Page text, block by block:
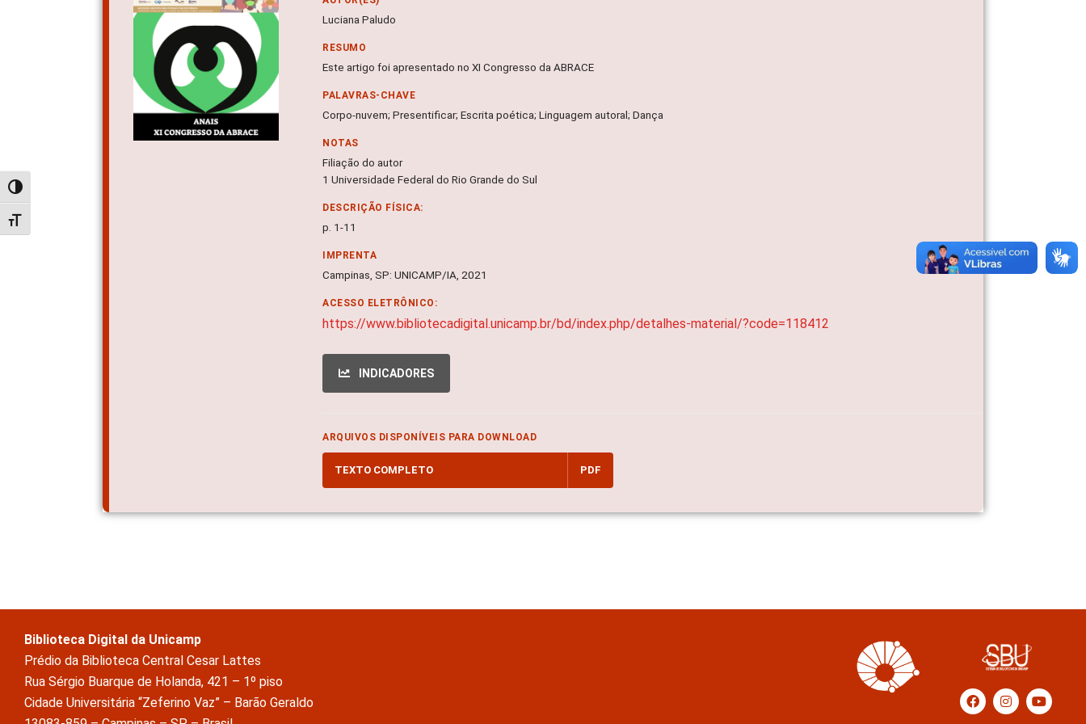
Alternar alto contraste
Alternar tamanho da fonte
Luciana Paludo
RESUMO
Este artigo foi apresentado no XI Congresso da ABRACE
PALAVRAS-CHAVE
Corpo-nuvem; Presentificar; Escrita poética; Linguagem autoral; Dança
NOTAS
Filiação do autor
1 Universidade Federal do Rio Grande do Sul
DESCRIÇÃO FÍSICA:
p. 1-11
IMPRENTA
Campinas, SP: UNICAMP/IA, 2021
ACESSO ELETRÔNICO:
https://www.bibliotecadigital.unicamp.br/bd/index.php/detalhes-material/?code=118412
INDICADORES
ARQUIVOS DISPONÍVEIS PARA DOWNLOAD
TEXTO COMPLETO PDF
Biblioteca Digital da Unicamp
Prédio da Biblioteca Central Cesar Lattes
Rua Sérgio Buarque de Holanda, 421 – 1º piso
Cidade Universitária “Zeferino Vaz” – Barão Geraldo